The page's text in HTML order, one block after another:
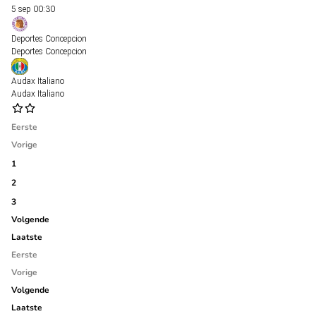
5 sep 00:30
Deportes Concepcion
Deportes Concepcion
Audax Italiano
Audax Italiano
Eerste
Vorige
1
2
3
Volgende
Laatste
Eerste
Vorige
Volgende
Laatste